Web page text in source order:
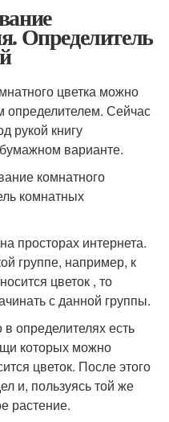
Определитель
цветка можно
определителем. Сейчас
рукой книгу
варианте.
просторах интернета.
группе, например, к
цветок , то
с данной группы.
определителях есть
которых можно
цветок. После этого
и, пользуясь той же
растение.